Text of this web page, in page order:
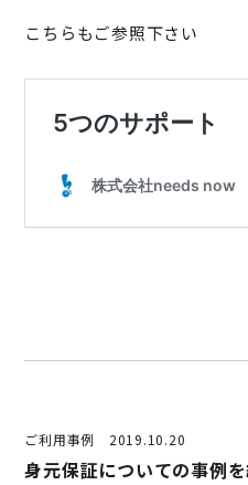
こちらもご参照下さい
ご利用事例 2019.10.20
身元保証についての事例を